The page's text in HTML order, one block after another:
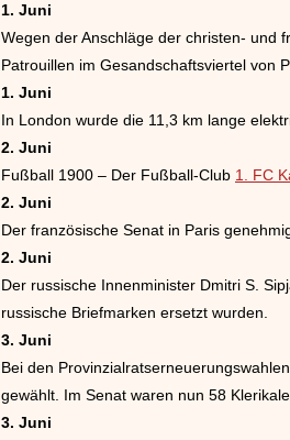
1. Juni
Wegen der Anschläge der christen- und
Patrouillen im Gesandschaftsviertel von
1. Juni
In London wurde die 11,3 km lange
2. Juni
Fußball 1900 – Der Fußball-Club 1. FC
2. Juni
Der französische Senat in Paris
2. Juni
Der russische Innenminister Dmitri S.
russische Briefmarken ersetzt wurden.
3. Juni
Bei den
gewählt. Im Senat waren nun 58
3. Juni